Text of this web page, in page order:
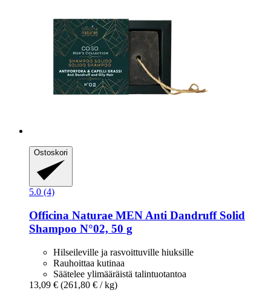
Ostoskori
5.0 (4)
Officina Naturae MEN Anti Dandruff Solid
Shampoo N°02, 50 g
Hilseileville ja rasvoittuville hiuksille
Rauhoittaa kutinaa
Säätelee ylimääräistä talintuotantoa
13,09 € (261,80 € / kg)